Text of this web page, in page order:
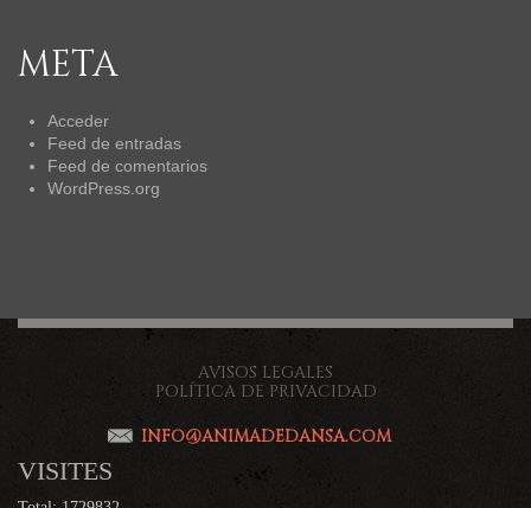
META
Acceder
Feed de entradas
Feed de comentarios
WordPress.org
AVISOS LEGALES
POLÍTICA DE PRIVACIDAD
INFO@ANIMADEDANSA.COM
VISITES